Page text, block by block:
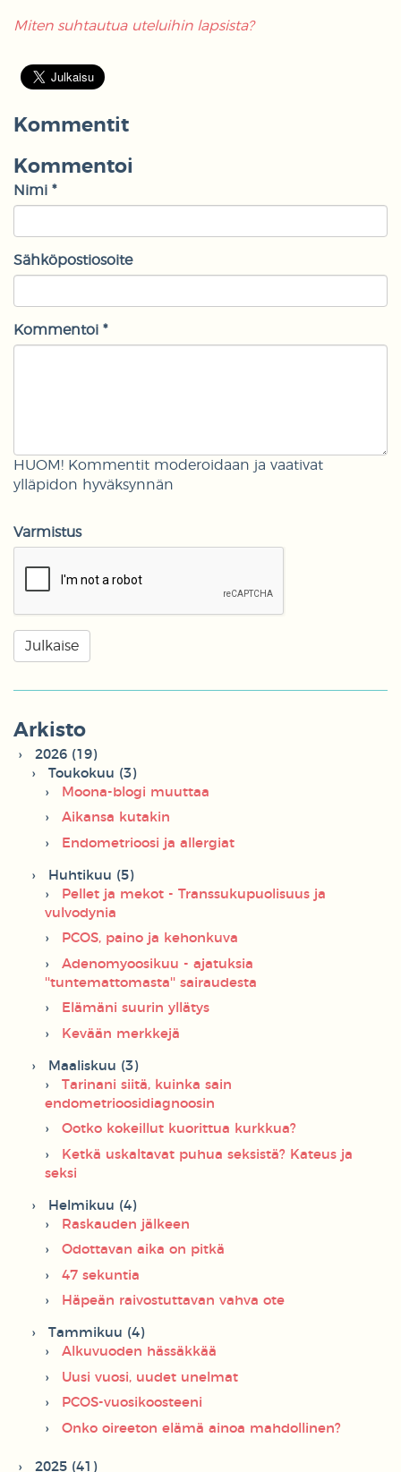
Miten suhtautua uteluihin lapsista?
Kommentit
Kommentoi
Nimi *
Sähköpostiosoite
Kommentoi *
HUOM! Kommentit moderoidaan ja vaativat
ylläpidon hyväksynnän
Varmistus
Arkisto
2026 (19)
Toukokuu (3)
Moona-blogi muuttaa
Aikansa kutakin
Endometrioosi ja allergiat
Huhtikuu (5)
Pellet ja mekot - Transsukupuolisuus ja
vulvodynia
PCOS, paino ja kehonkuva
Adenomyoosikuu - ajatuksia
''tuntemattomasta'' sairaudesta
Elämäni suurin yllätys
Kevään merkkejä
Maaliskuu (3)
Tarinani siitä, kuinka sain
endometrioosidiagnoosin
Ootko kokeillut kuorittua kurkkua?
Ketkä uskaltavat puhua seksistä? Kateus ja
seksi
Helmikuu (4)
Raskauden jälkeen
Odottavan aika on pitkä
47 sekuntia
Häpeän raivostuttavan vahva ote
Tammikuu (4)
Alkuvuoden hässäkkää
Uusi vuosi, uudet unelmat
PCOS-vuosikoosteeni
Onko oireeton elämä ainoa mahdollinen?
2025 (41)